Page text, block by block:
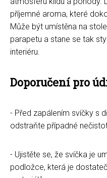
příjemné aroma, které
Může být umístěna na
parapetu a stane se tak
interiéru.
Doporučení pro
- Před zapálením svíčky s
odstraňte případné
- Ujistěte se, že svíčka je
podložce, která je